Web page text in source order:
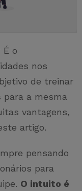
É o
nos
de treinar
para a mesma
vantagens,
artigo.
pensando
para
O intuito é